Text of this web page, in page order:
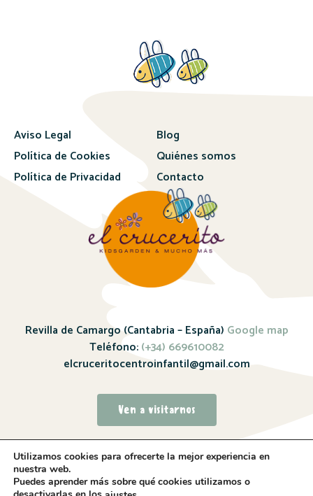
Aviso Legal
Política de Cookies
Política de Privacidad
Blog
Quiénes somos
Contacto
Revilla de Camargo (Cantabria – España) Google map
Teléfono:(+34) 669610082
elcruceritocentroinfantil@gmail.com
Ven a visitarnos
Utilizamos cookies para ofrecerte la mejor experiencia en
nuestra web.
Puedes aprender más sobre qué cookies utilizamos o